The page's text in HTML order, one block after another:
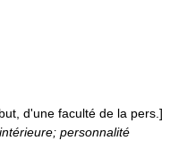
d'une faculté de la pers.]
personnalité